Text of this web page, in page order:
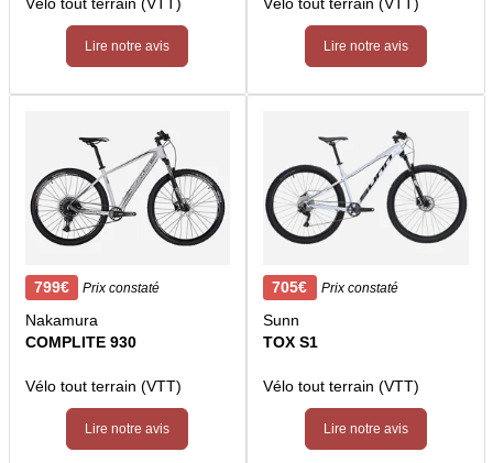
Vélo tout terrain (VTT)
Lire notre avis
Vélo tout terrain (VTT)
Lire notre avis
799€ Prix constaté
Nakamura
COMPLITE 930
Vélo tout terrain (VTT)
Lire notre avis
705€ Prix constaté
Sunn
TOX S1
Vélo tout terrain (VTT)
Lire notre avis